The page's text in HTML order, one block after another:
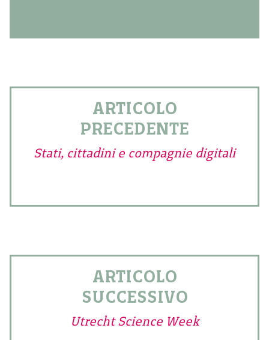
ARTICOLO
PRECEDENTE
Stati, cittadini e compagnie digitali
ARTICOLO
SUCCESSIVO
Utrecht Science Week